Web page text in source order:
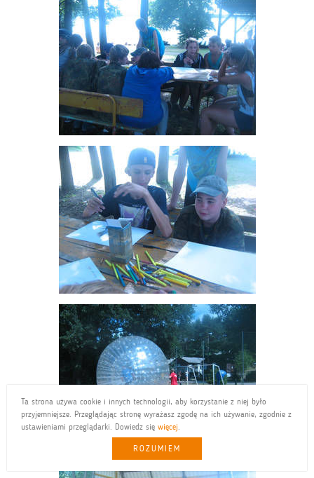
Ta strona używa cookie i innych technologii, aby korzystanie z niej było
przyjemniejsze. Przeglądając stronę wyrażasz zgodę na ich używanie, zgodnie z
ustawieniami przeglądarki. Dowiedz się więcej.
ROZUMIEM